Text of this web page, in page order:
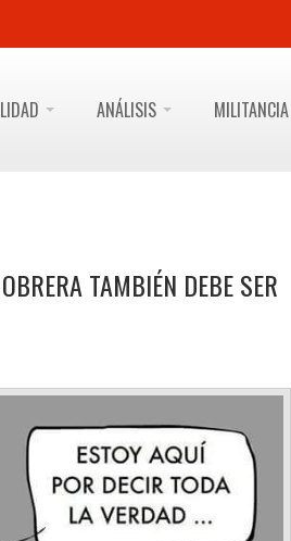
ANÁLISIS MILITANCIA
TAMBIÉN DEBE SER